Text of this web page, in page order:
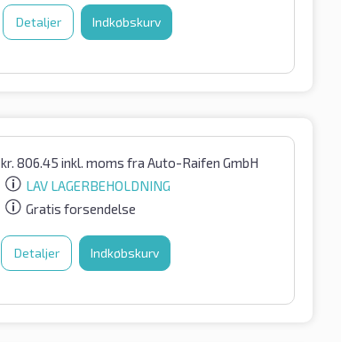
Detaljer Indkøbskurv
kr. 806.45 inkl. moms fra Auto-Raifen GmbH
LAV LAGERBEHOLDNING
Gratis forsendelse
Detaljer Indkøbskurv